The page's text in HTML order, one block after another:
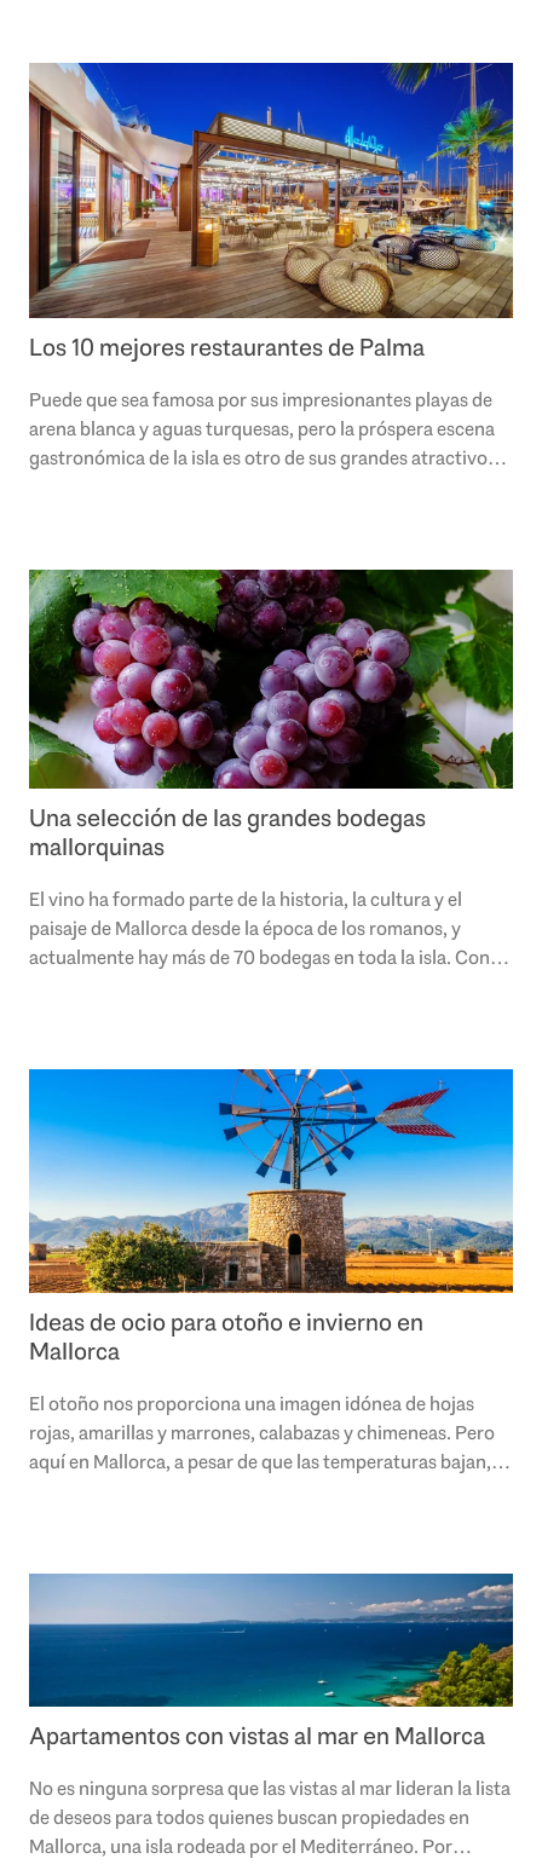
Los 10 mejores restaurantes de Palma
Puede que sea famosa por sus impresionantes playas de
arena blanca y aguas turquesas, pero la próspera escena
gastronómica de la isla es otro de sus grandes atractivos.
Una selección de las grandes bodegas
mallorquinas
El vino ha formado parte de la historia, la cultura y el
paisaje de Mallorca desde la época de los romanos, y
actualmente hay más de 70 bodegas en toda la isla. Con
Ideas de ocio para otoño e invierno en
Mallorca
El otoño nos proporciona una imagen idónea de hojas
rojas, amarillas y marrones, calabazas y chimeneas. Pero
aquí en Mallorca, a pesar de que las temperaturas bajan, el
Apartamentos con vistas al mar en Mallorca
No es ninguna sorpresa que las vistas al mar lideran la lista
de deseos para todos quienes buscan propiedades en
Mallorca, una isla rodeada por el Mediterráneo. Por